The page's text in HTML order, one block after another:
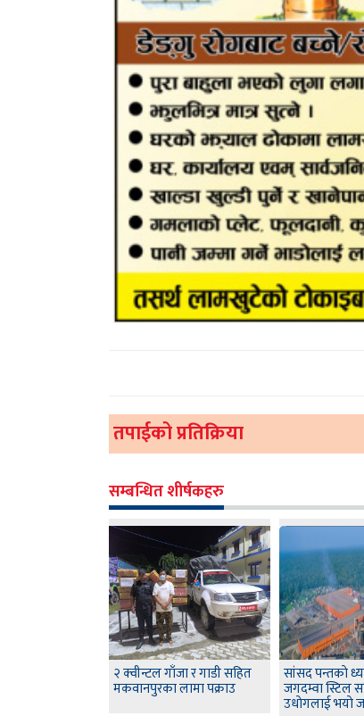
तपाईको प्रतिक्रिया
सम्बन्धित शीर्षकहरु
२ क्वीन्टल गाँजा र गाडी सहित
मकवानपुरका लामा पक्राउ
सांसद पन्तकाे
जगदम्वा स्टिल
उधाेगलाई भयाे